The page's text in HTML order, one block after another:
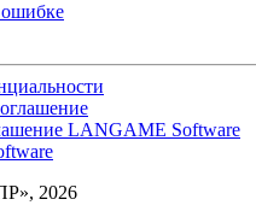
LANGAME Software
2026